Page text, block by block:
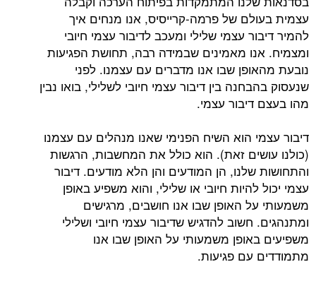
עצמית בעולם של פרמה-קרייסיס, אנו מנחים איך
להמיר דיבור עצמי שלילי ומעכב לדיבור עצמי חיובי
ומצמיח. אנו מאמינים שבמידה רבה, תחושת הפגיעות
נובעת מהאופן שבו אנו מדברים עם עצמנו. לפני
שנעסוק בהבחנה בין דיבור עצמי חיובי לשלילי, בואו נבין
מהו בעצם דיבור עצמי.
דיבור עצמי הוא השיח הפנימי שאנו מנהלים עם עצמנו
(כולנו עושים זאת). הוא כולל את המחשבות, הרגשות
והתחושות שלנו, הן המודעים והן הלא מודעים. דיבור
עצמי יכול להיות חיובי או שלילי, והוא משפיע באופן
משמעותי על האופן שבו אנו חושבים, מרגישים
ומתנהגים. חשוב להדגיש שדיבור עצמי חיובי ושלילי
משפיעים באופן משמעותי על האופן שבו אנו
מתמודדים עם פגיעות.